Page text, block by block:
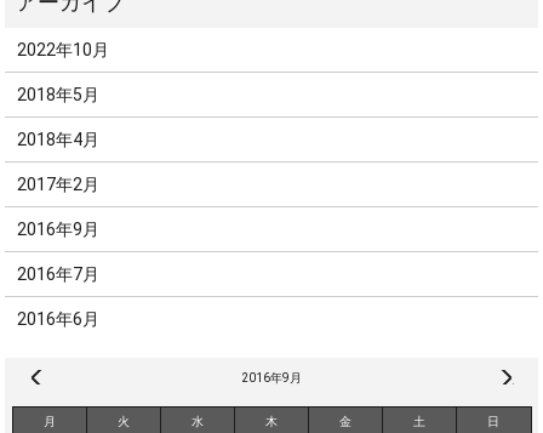
2022年10月
2018年5月
2018年4月
2017年2月
2016年9月
2016年7月
2016年6月
2016年9月
月 火 水 木 金 土 日